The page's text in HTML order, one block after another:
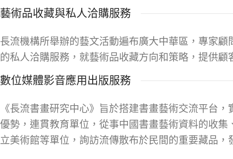
藝術品收藏與私人洽購服務
長流機構所舉辦的藝文活動遍布廣大中華區，專家
的私人洽購服務，就藝術品收藏方向和策略，提供顧
數位媒體影音應用出版服務
《長流書畫研究中心》旨於搭建書畫藝術交流平台
優勢，連貫教育單位，從事中國書畫藝術資料的收
立美術館等單位，詢訪流傳散布於民間的重要藏品